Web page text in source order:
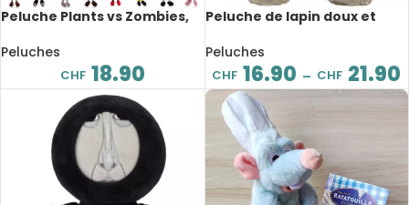
Peluche Plants vs Zombies,
Peluches
CHF 18.90
Peluche de lapin doux et
à 45 cm
Peluches
CHF 16.90 – CHF 21.90